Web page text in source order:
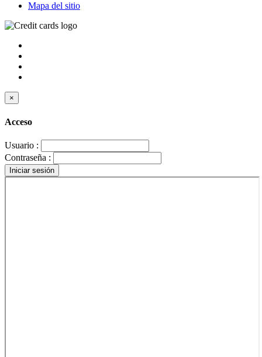
Mapa del sitio
×
Acceso
Usuario :
Contraseña :
Iniciar sesión